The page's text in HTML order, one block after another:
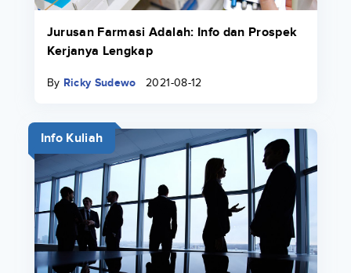
Jurusan Farmasi Adalah: Info dan Prospek
Kerjanya Lengkap
By Ricky Sudewo 2021-08-12
Info Kuliah